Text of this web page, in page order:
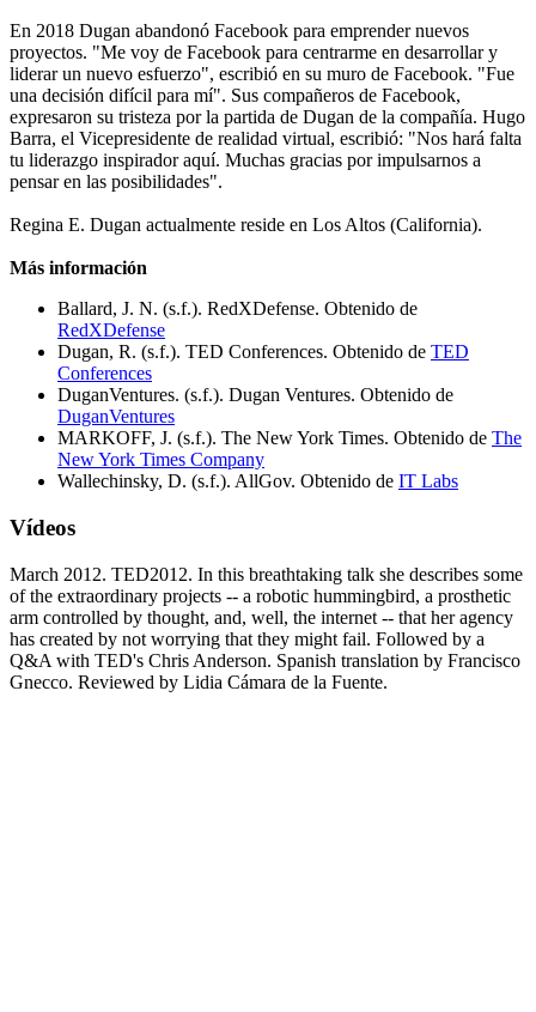
En 2018 Dugan abandonó Facebook para emprender nuevos
proyectos. "Me voy de Facebook para centrarme en desarrollar y
liderar un nuevo esfuerzo", escribió en su muro de Facebook. "Fue
una decisión difícil para mí". Sus compañeros de Facebook,
expresaron su tristeza por la partida de Dugan de la compañía. Hugo
Barra, el Vicepresidente de realidad virtual, escribió: "Nos hará falta
tu liderazgo inspirador aquí. Muchas gracias por impulsarnos a
pensar en las posibilidades".
Regina E. Dugan actualmente reside en Los Altos (California).
Más información
Ballard, J. N. (s.f.). RedXDefense. Obtenido de
RedXDefense
Dugan, R. (s.f.). TED Conferences. Obtenido de TED
Conferences
DuganVentures. (s.f.). Dugan Ventures. Obtenido de
DuganVentures
MARKOFF, J. (s.f.). The New York Times. Obtenido de The
New York Times Company
Wallechinsky, D. (s.f.). AllGov. Obtenido de IT Labs
Vídeos
March 2012. TED2012. In this breathtaking talk she describes some
of the extraordinary projects -- a robotic hummingbird, a prosthetic
arm controlled by thought, and, well, the internet -- that her agency
has created by not worrying that they might fail. Followed by a
Q&A with TED's Chris Anderson. Spanish translation by Francisco
Gnecco. Reviewed by Lidia Cámara de la Fuente.